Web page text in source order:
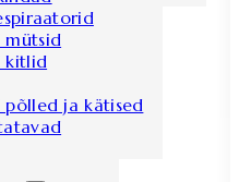
mütsid
kitlid
põlled ja kätised